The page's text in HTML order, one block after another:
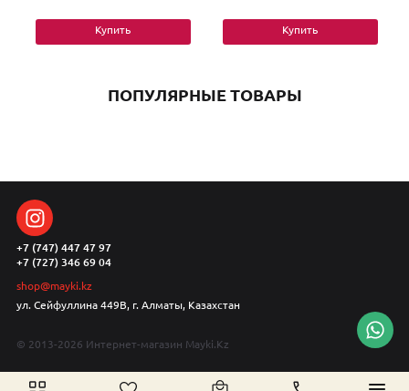
Купить Купить
ПОПУЛЯРНЫЕ ТОВАРЫ
+7 (747) 447 47 97
+7 (727) 346 69 04
shop@mayki.kz
ул. Сейфуллина 449В, г. Алматы, Казахстан
© 2013-2026 Интернет-магазин Mayki.Kz